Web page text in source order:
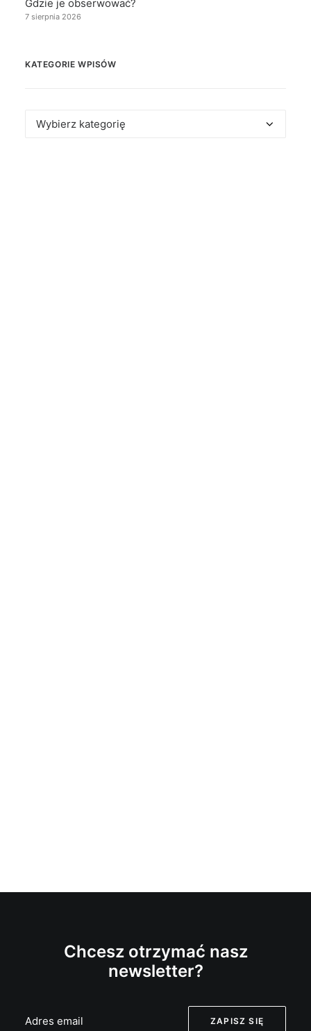
Gdzie je obserwować?
7 sierpnia 2026
KATEGORIE WPISÓW
Kategorie
Chcesz otrzymać nasz
newsletter?